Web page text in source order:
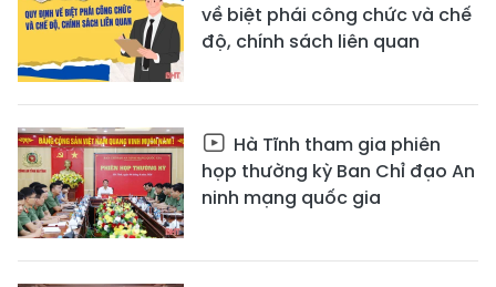
về biệt phái công chức và chế
độ, chính sách liên quan
Hà Tĩnh tham gia phiên
họp thường kỳ Ban Chỉ đạo An
ninh mạng quốc gia